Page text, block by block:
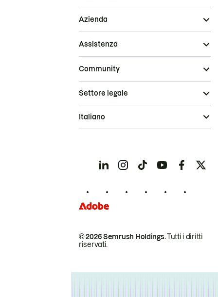
Azienda
Assistenza
Community
© 2026 Semrush Holdings.Tutti i diritti
riservati.
Settore legale
Italiano